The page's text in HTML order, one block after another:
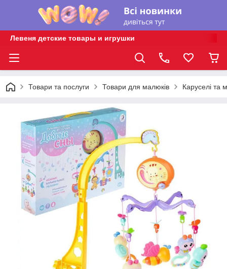
Левеня детские товары и игрушки
Товари та послуги Товари для малюків Каруселі та